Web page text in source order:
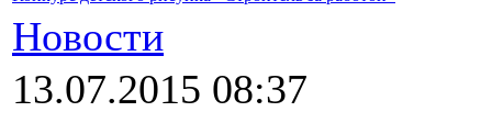
Новости
13.07.2015 08:37